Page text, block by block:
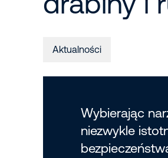
Aktualności
Wybierając
niezwykle